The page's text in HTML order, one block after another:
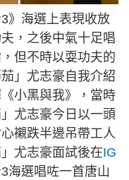
》海選上表現收放
，之後中氣十足唱
但不時以耍功夫的
」尤志豪自我介紹
小黑與我》，當時
尤志豪今日以一頭
襯跌半邊吊帶工人
尤志豪面試後在IG
海選唱咗一首唐山